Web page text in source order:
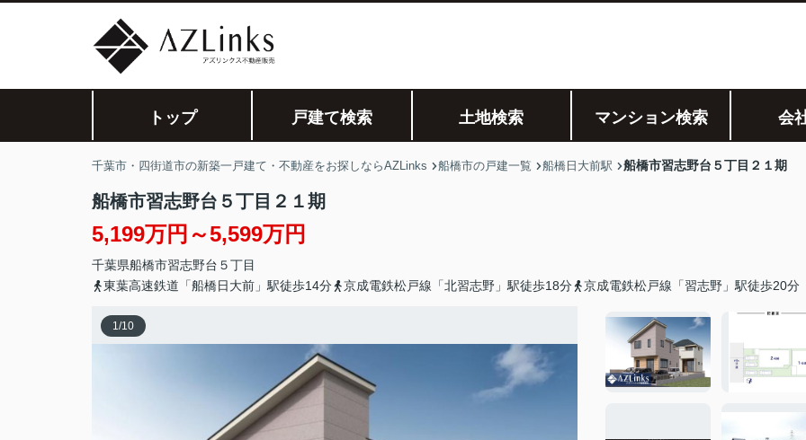
トップ 戸建て検索 土地検索 マンション検索 会
千葉市・四街道市の新築一戸建て・不動産をお探しならAZLinks 船橋市の戸建一覧 船橋日大前駅 船橋市習志野台５丁目２１期
船橋市習志野台５丁目２１期
5,199万円～5,599万円
千葉県船橋市習志野台 ５丁目
東葉高速鉄道「船橋日大前」駅徒歩14分
京成電鉄松戸線「北習志野」駅徒歩18分 京成電鉄松戸線「習志野」駅徒歩20分
1/10